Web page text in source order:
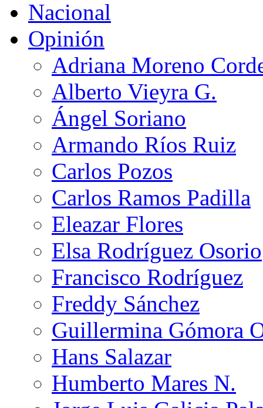
Nacional
Opinión
Adriana Moreno
Alberto Vieyra G.
Ángel Soriano
Armando Ríos Ruiz
Carlos Pozos
Carlos Ramos Padilla
Eleazar Flores
Elsa Rodríguez Osorio
Francisco Rodríguez
Freddy Sánchez
Guillermina Gómora
Hans Salazar
Humberto Mares N.